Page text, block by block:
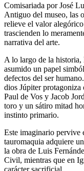
Comisariada porJosé
Antiguo del museo, las
relieve el valor
trascienden lo
narrativa del arte.
A lo largo de la historia,
asumido un papel
defectos del ser
dios Júpiter protagoniza
Paul de Vos y Jacob
toro y un sátiro mitad
instinto primario.
Este imaginario pervive
tauromaquia adquiere
la obra de Luis
Civil, mientras que en
carácter sacrificial.